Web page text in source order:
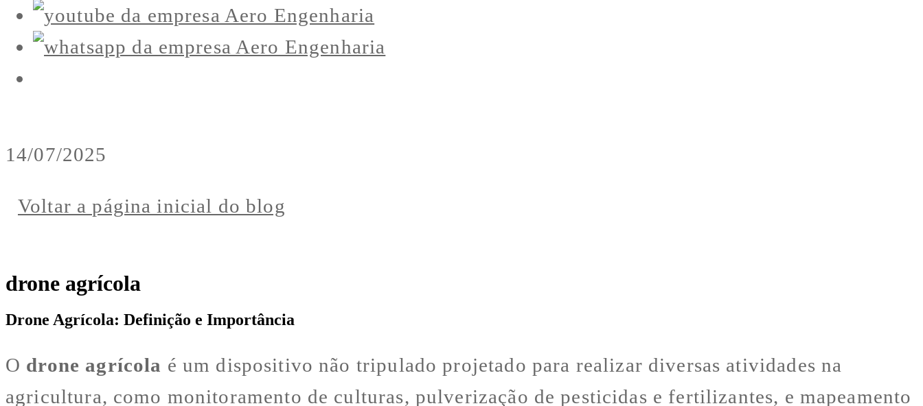
14/07/2025
Voltar a página inicial do blog
drone agrícola
Drone Agrícola: Definição e Importância
O drone agrícola é um dispositivo não tripulado projetado para realizar diversas atividades na
agricultura, como monitoramento de culturas, pulverização de pesticidas e fertilizantes, e mapeamento